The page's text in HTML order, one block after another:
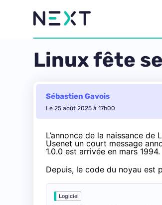
Linux fête
Sébastien Gavois
Le 25 août 2025 à 17h00
L’annonce de la naissance de
Usenet un court message
1.0.0 est arrivée en mars 1994.
Depuis, le code du noyau est
Logiciel